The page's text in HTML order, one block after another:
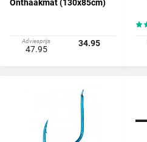
Onthaakmat (130x85cm)
Adviesprijs
47.95
34.95